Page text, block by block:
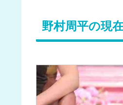
野村周平の現